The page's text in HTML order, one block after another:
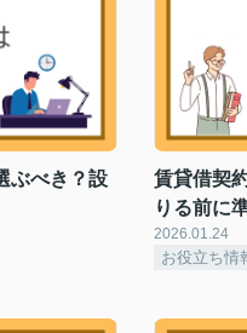
ぶべき？設
賃貸借契
りる前に
2026.01.24
お役立ち情